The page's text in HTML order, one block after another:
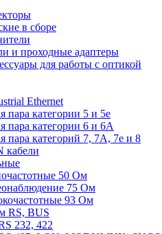
в сборе
и проходные адаптеры
для работы с оптикой
Ethernet
пара категории 5 и 5е
пара категории 6 и 6A
пара категорий 7, 7А, 7е и 8
кабели
50 Ом
75 Ом
93 Ом
RS, BUS
232, 422